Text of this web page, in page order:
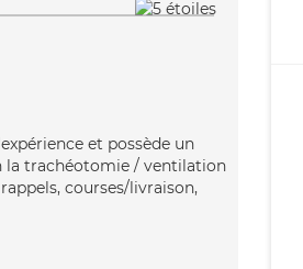
et possède un
la trachéotomie / ventilation
courses/livraison,